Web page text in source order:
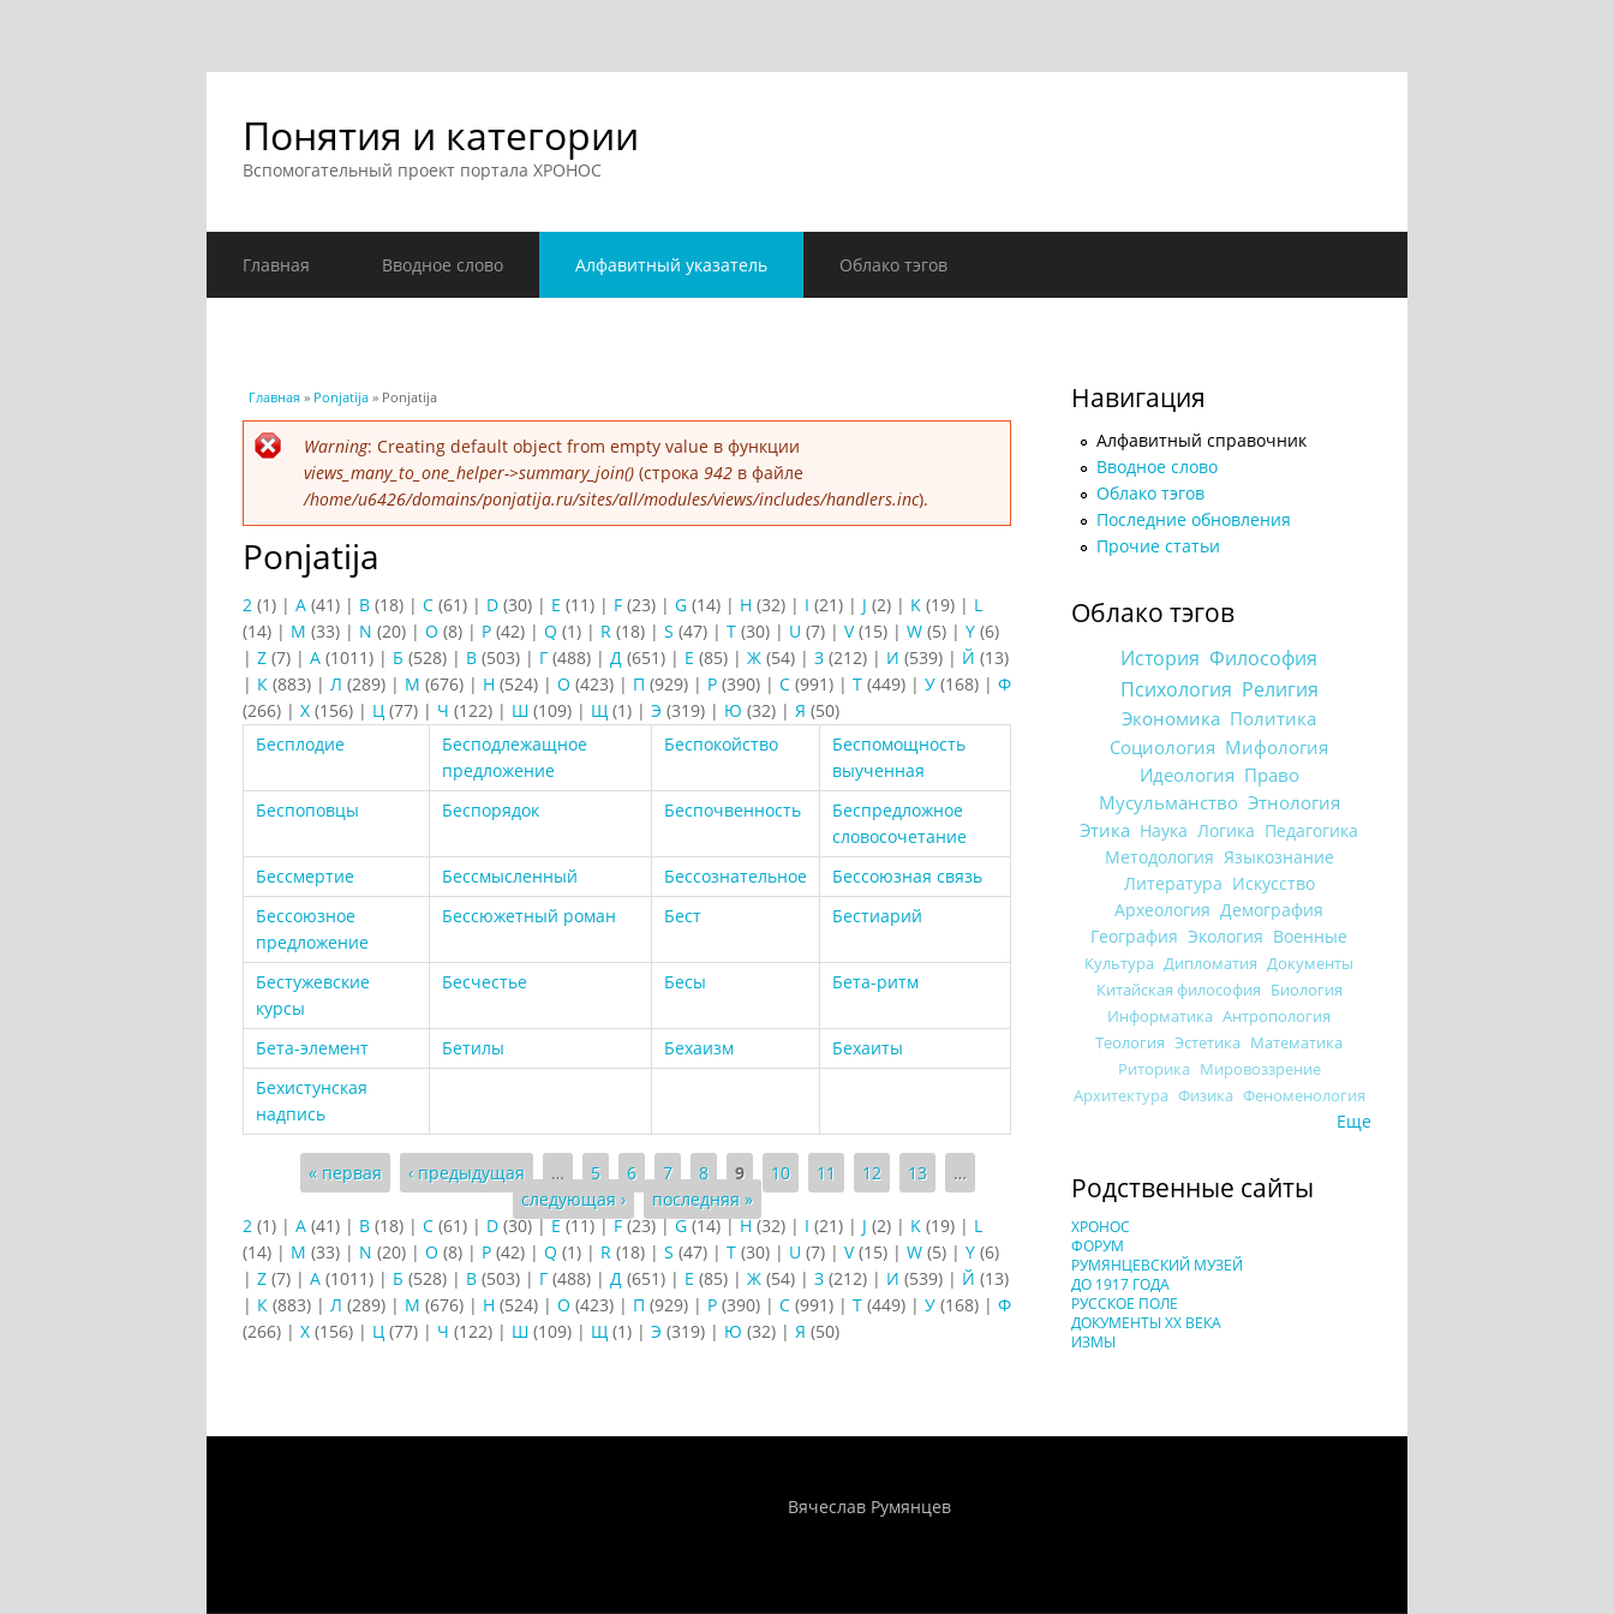
Понятия и категории
Вспомогательный проект портала ХРОНОС
Главная Вводное слово Алфавитный указатель Облако тэгов
Вы здесь
Главная » Ponjatija » Ponjatija
Сообщение об ошибке
Warning: Creating default object from empty value в функции
views_many_to_one_helper->summary_join() (строка 942 в файле
/home/u6426/domains/ponjatija.ru/sites/all/modules/views/includes/handlers.inc).
Ponjatija
2 (1) | A (41) | B (18) | C (61) | D (30) | E (11) | F (23) | G (14) | H (32) | I (21) | J (2) | K (19) | L
(14) | M (33) | N (20) | O (8) | P (42) | Q (1) | R (18) | S (47) | T (30) | U (7) | V(15) | W (5) | Y (6)
| Z (7) | А (1011) | Б (528) | В (503) | Г (488) | Д (651) | Е (85) | Ж (54) | З (212) | И (539) | Й (13)
| К (883) | Л (289) | М (676) | Н (524) | О (423) | П (929) | Р (390) | С (991) | Т (449) | У (168) | Ф
(266) | Х (156) | Ц (77) | Ч (122) | Ш (109) | Щ (1) | Э (319) | Ю (32) | Я (50)
Бесплодие
Бесподлежащное
предложение
Беспокойство
Беспомощность
выученная
Беспоповцы
Беспорядок Беспочвенность
Беспредложное
словосочетание
Бессмертие
Бессмысленный Бессознательное
Бессоюзная связь
Бессоюзное
предложение
Бессюжетный роман Бест Бестиарий
Бестужевские
курсы
Бесчестье Бесы Бета-ритм
Бета-элемент Бетилы Бехаизм
Бехаиты
Бехистунская
надпись
Страницы« первая ‹ предыдущая … 5 6 7 8 9 10 11 12 13
…
следующая ›
последняя »
2 (1) | A (41) | B (18) | C (61) | D (30)|E(11)|F(23)|G(14)|H(32) | I (21) | J (2) | K (19) | L
(14) | M (33) | N (20) | O (8) | P (42) | Q (1) | R (18) | S (47) | T (30) | U (7) | V(15) | W (5) | Y (6)
| Z (7) | А (1011) | Б (528) | В (503) | Г (488) | Д (651) | Е (85) | Ж (54) | З (212) | И (539) | Й (13)
| К (883) | Л (289) | М (676) | Н (524) | О (423) | П (929) | Р (390) | С (991) | Т (449) | У (168) | Ф
(266) | Х (156) | Ц (77) | Ч (122) | Ш (109) | Щ (1) | Э (319) | Ю (32) | Я (50)
Навигация
Алфавитный справочник
Вводное слово
Облако тэгов
Последние обновления
Прочие статьи
Облако тэгов
История Философия
Психология Религия
Экономика Политика
Социология Мифология
Идеология Право
Мусульманство Этнология
Этика Наука Логика Педагогика
Методология Языкознание
Литература Искусство
Археология Демография
География Экология Военные
Культура Дипломатия Документы
Китайская философия Биология
Информатика Антропология
Теология Эстетика Математика
Риторика Мировоззрение
Архитектура Физика Феноменология
Еще
Родственные сайты
ХРОНОС
ФОРУМ
РУМЯНЦЕВСКИЙ МУЗЕЙ
ДО 1917 ГОДА
РУССКОЕ ПОЛЕ
ДОКУМЕНТЫ XX ВЕКА
ИЗМЫ
Вячеслав Румянцев